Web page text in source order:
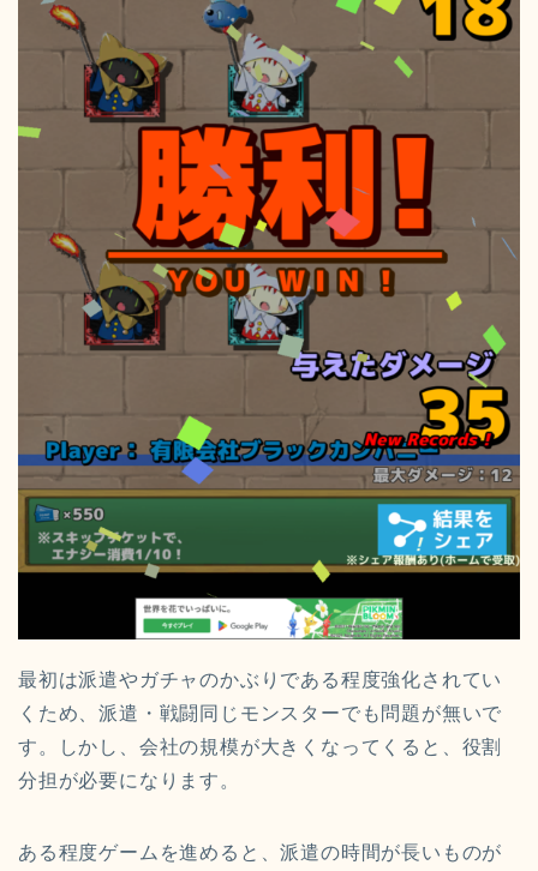
最初は派遣やガチャのかぶりである程度強化されてい
くため、派遣・戦闘同じモンスターでも問題が無いで
す。しかし、会社の規模が大きくなってくると、役割
分担が必要になります。
ある程度ゲームを進めると、派遣の時間が長いものが